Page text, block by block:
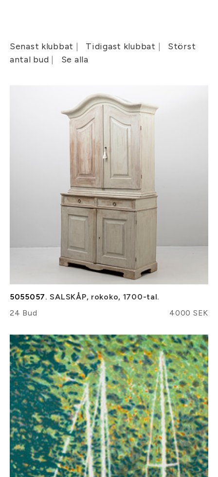
5055057. SALSKÅP, rokoko, 1700-tal.
24 Bud
4000 SEK
Senast klubbat Tidigast klubbat
Störst
antal bud
Se alla